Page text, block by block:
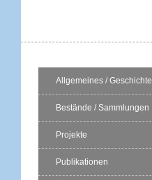
Allgemeines / Geschichte
Bestände / Sammlungen
Projekte
Publikationen